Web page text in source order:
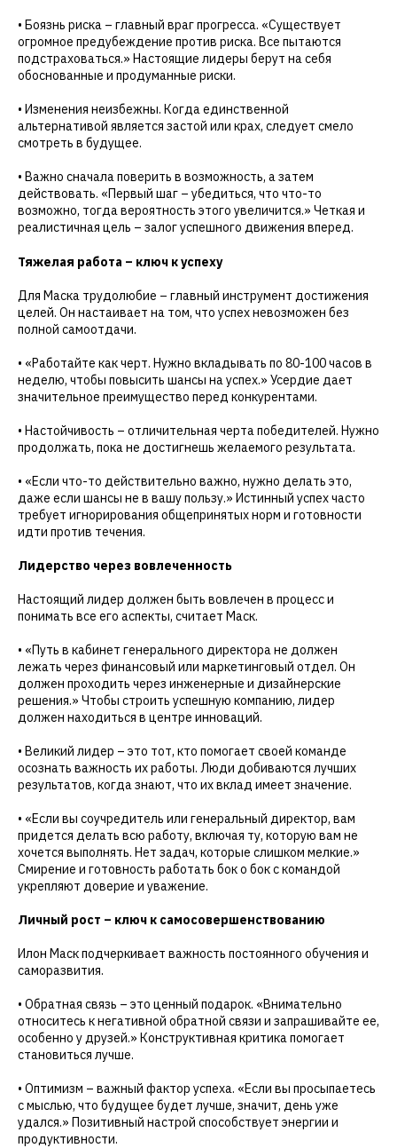
• Боязнь риска – главный враг прогресса. «Существует
огромное предубеждение против риска. Все пытаются
подстраховаться.» Настоящие лидеры берут на себя
обоснованные и продуманные риски.
• Изменения неизбежны. Когда единственной
альтернативой является застой или крах, следует смело
смотреть в будущее.
• Важно сначала поверить в возможность, а затем
действовать. «Первый шаг – убедиться, что что-то
возможно, тогда вероятность этого увеличится.» Четкая и
реалистичная цель – залог успешного движения вперед.
Тяжелая работа – ключ к успеху
Для Маска трудолюбие – главный инструмент достижения
целей. Он настаивает на том, что успех невозможен без
полной самоотдачи.
• «Работайте как черт. Нужно вкладывать по 80-100 часов в
неделю, чтобы повысить шансы на успех.» Усердие дает
значительное преимущество перед конкурентами.
• Настойчивость – отличительная черта победителей. Нужно
продолжать, пока не достигнешь желаемого результата.
• «Если что-то действительно важно, нужно делать это,
даже если шансы не в вашу пользу.» Истинный успех часто
требует игнорирования общепринятых норм и готовности
идти против течения.
Лидерство через вовлеченность
Настоящий лидер должен быть вовлечен в процесс и
понимать все его аспекты, считает Маск.
• «Путь в кабинет генерального директора не должен
лежать через финансовый или маркетинговый отдел. Он
должен проходить через инженерные и дизайнерские
решения.» Чтобы строить успешную компанию, лидер
должен находиться в центре инноваций.
• Великий лидер – это тот, кто помогает своей команде
осознать важность их работы. Люди добиваются лучших
результатов, когда знают, что их вклад имеет значение.
• «Если вы соучредитель или генеральный директор, вам
придется делать всю работу, включая ту, которую вам не
хочется выполнять. Нет задач, которые слишком мелкие.»
Смирение и готовность работать бок о бок с командой
укрепляют доверие и уважение.
Личный рост – ключ к самосовершенствованию
Илон Маск подчеркивает важность постоянного обучения и
саморазвития.
• Обратная связь – это ценный подарок. «Внимательно
относитесь к негативной обратной связи и запрашивайте ее,
особенно у друзей.» Конструктивная критика помогает
становиться лучше.
• Оптимизм – важный фактор успеха. «Если вы просыпаетесь
с мыслью, что будущее будет лучше, значит, день уже
удался.» Позитивный настрой способствует энергии и
продуктивности.